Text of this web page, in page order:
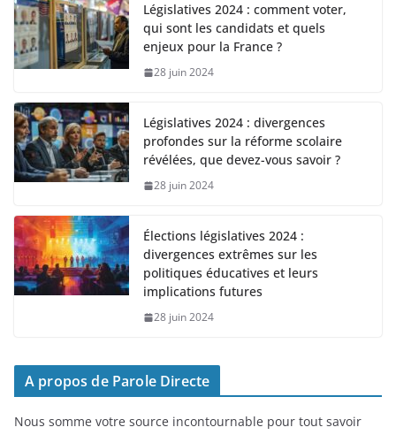
Législatives 2024 : comment voter,
qui sont les candidats et quels
enjeux pour la France ?
28 juin 2024
Législatives 2024 : divergences
profondes sur la réforme scolaire
révélées, que devez-vous savoir ?
28 juin 2024
Élections législatives 2024 :
divergences extrêmes sur les
politiques éducatives et leurs
implications futures
28 juin 2024
A propos de Parole Directe
Nous somme votre source incontournable pour tout savoir